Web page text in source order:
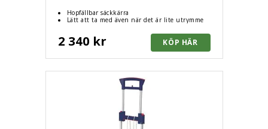
Hopfällbar säckkärra
Lätt att ta med även när det är lite utrymme
2 340 kr